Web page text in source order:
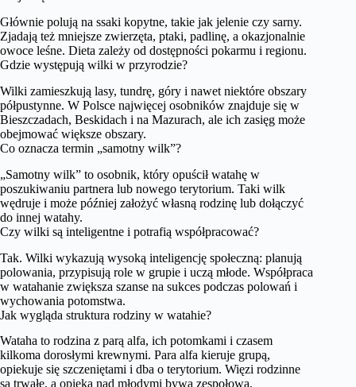
Głównie polują na ssaki kopytne, takie jak jelenie czy sarny.
Zjadają też mniejsze zwierzęta, ptaki, padlinę, a okazjonalnie
owoce leśne. Dieta zależy od dostępności pokarmu i regionu.
Gdzie występują wilki w przyrodzie?
Wilki zamieszkują lasy, tundrę, góry i nawet niektóre obszary
półpustynne. W Polsce najwięcej osobników znajduje się w
Bieszczadach, Beskidach i na Mazurach, ale ich zasięg może
obejmować większe obszary.
Co oznacza termin „samotny wilk”?
„Samotny wilk” to osobnik, który opuścił watahę w
poszukiwaniu partnera lub nowego terytorium. Taki wilk
wędruje i może później założyć własną rodzinę lub dołączyć
do innej watahy.
Czy wilki są inteligentne i potrafią współpracować?
Tak. Wilki wykazują wysoką inteligencję społeczną: planują
polowania, przypisują role w grupie i uczą młode. Współpraca
w watahanie zwiększa szanse na sukces podczas polowań i
wychowania potomstwa.
Jak wygląda struktura rodziny w watahie?
Wataha to rodzina z parą alfa, ich potomkami i czasem
kilkoma dorosłymi krewnymi. Para alfa kieruje grupą,
opiekuje się szczeniętami i dba o terytorium. Więzi rodzinne
są trwałe, a opieka nad młodymi bywa zespołowa.